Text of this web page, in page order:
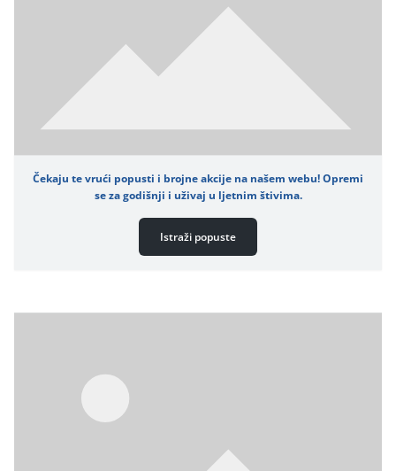
Čekaju te vrući popusti i brojne akcije na našem webu! Opremi
se za godišnji i uživaj u ljetnim štivima.
Istraži popuste